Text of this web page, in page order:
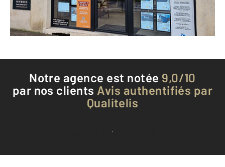
Téléphoner à l'agence
Notre agence est notée 9,0/10
par nos clients Avis authentifiés par
Qualitelis
Voir tous les avis clients